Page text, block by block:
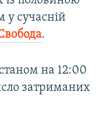
сучасній
.
на 12:00
затриманих